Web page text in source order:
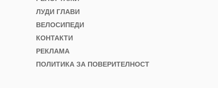
ЛУДИ ГЛАВИ
ВЕЛОСИПЕДИ
КОНТАКТИ
РЕКЛАМА
ПОЛИТИКА ЗА ПОВЕРИТЕЛНОСТ